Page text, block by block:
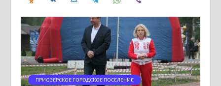
ПРИОЗЕРСКОЕ ГОРОДСКОЕ ПОСЕЛЕНИЕ